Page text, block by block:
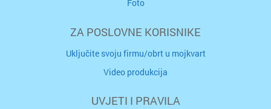
Foto
ZA POSLOVNE KORISNIKE
Uključite svoju firmu/obrt u mojkvart
Video produkcija
UVJETI I PRAVILA